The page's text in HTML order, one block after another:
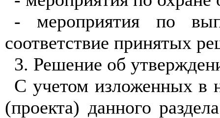
- мероприятия по
соответствие принятых
3. Решение об
С учетом изложенных в
(проекта) данного